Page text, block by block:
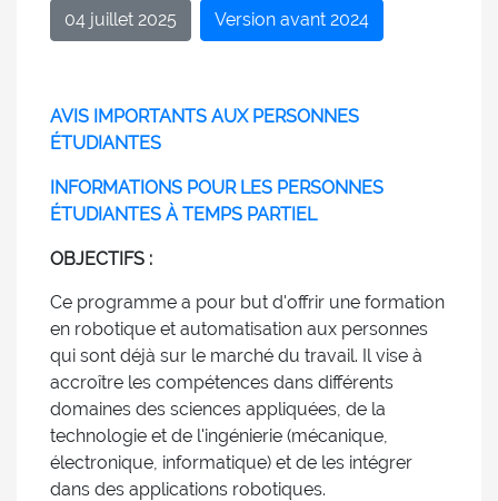
04 juillet 2025
Version avant 2024
AVIS IMPORTANTS AUX PERSONNES
ÉTUDIANTES
INFORMATIONS POUR LES PERSONNES
ÉTUDIANTES À TEMPS PARTIEL
OBJECTIFS :
Ce programme a pour but d'offrir une formation
en robotique et automatisation aux personnes
qui sont déjà sur le marché du travail. Il vise à
accroître les compétences dans différents
domaines des sciences appliquées, de la
technologie et de l'ingénierie (mécanique,
électronique, informatique) et de les intégrer
dans des applications robotiques.